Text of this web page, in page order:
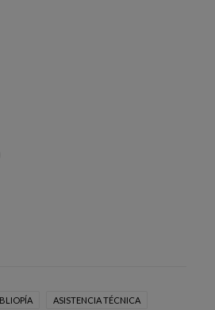
ASISTENCIA TÉCNICA